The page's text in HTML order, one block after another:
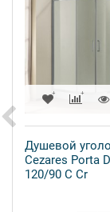
Душевой
Cezares Porta
120/90 C Cr